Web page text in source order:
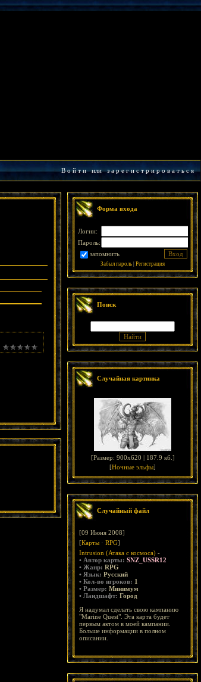
В о й т иилиз а р е г и с т р и р о в а т ь с я
Форма входа
Логин:
Пароль:
запомнить
Забыл пароль Регистрация
Поиск
Случайная картинка
[Размер: 900x620 | 187.9 кб. ]
[Ночные эльфы]
Случайный файл
[09 Июня 2008]
[Карты · RPG]
Intrusion (Атака с космоса) -
• Автор карты: SNZ_USSR12
• Жанр: RPG
• Язык: Русский
• Кол-во игроков: 1
• Размер: Минимум
• Ландшафт: Город
Я надумал сделать свою кампанию
"Marine Quest". Эта карта будет
первым актом в моей кампании.
Больше информации в полном
описании.